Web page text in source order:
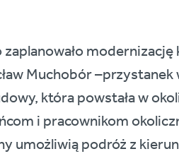
Muchobór
która powstała w
i pracownikom
umożliwią podróż z